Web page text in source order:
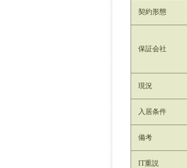
契約形態
保証会社
現況
入居条件
備考
IT重説